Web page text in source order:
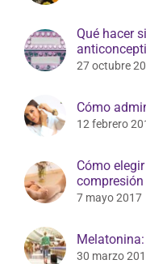
Qué hacer
27 octubre
Cómo
12 febrero
Cómo
compresión
7 mayo 2017
30 marzo